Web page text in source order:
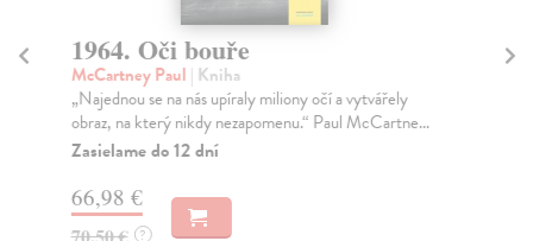
1964. Oči bouře
McCartney Paul | Kniha
„Najednou se na nás upíraly miliony očí a vytvářely
obraz, na který nikdy nezapomenu.“ Paul McCartne...
Zasielame do 12 dní
66,98 €
70,50 € ?